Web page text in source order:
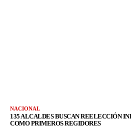
NACIONAL
135 ALCALDES BUSCAN REELECCIÓN
COMO PRIMEROS REGIDORES